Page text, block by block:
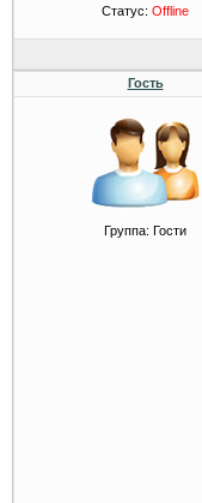
Статус: Offline
Гость
Группа: Гости